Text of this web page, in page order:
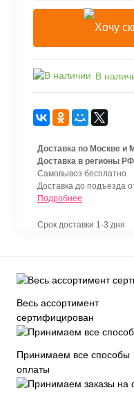
В
Доставка по Москве и
Доставка в регионы
Самовывоз бесплатно
Доставка до подъезда
Подробнее
Срок доставки 1-3 дня
Весь ассортимент
сертифицирован
Принимаем все способы
оплаты